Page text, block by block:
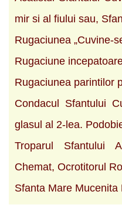
mir si al fiului sau,
Rugaciunea „Cuvine-
Rugaciune
Rugaciunea parintilor
Condacul Sfantului
glasul al 2-lea.
Troparul Sfantului
Chemat, Ocrotitorul
Sfanta Mare